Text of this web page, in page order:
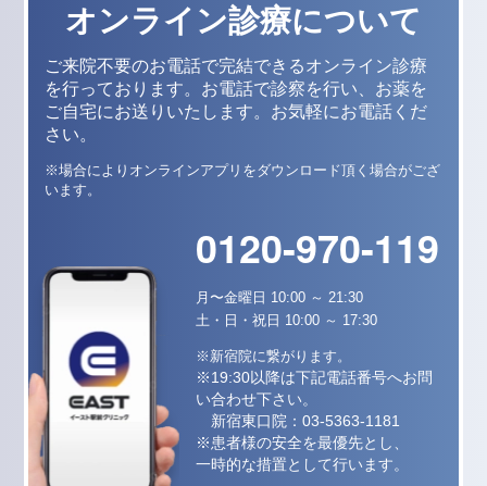
オンライン診療について
ご来院不要のお電話で完結できるオンライン診療
を行っております。 お電話で診察を行い、お薬を
ご自宅にお送りいたします。お気軽にお電話くだ
さい。
※場合によりオンラインアプリをダウンロード頂く場合がござ
います。
0120-970-119
月〜金曜日 10:00 ～ 21:30
土・日・祝日 10:00 ～ 17:30
※新宿院に繋がります。
※19:30以降は下記電話番号へお問
い合わせ下さい。
新宿東口院：03-5363-1181
※患者様の安全を最優先とし、
一時的な措置として行います。